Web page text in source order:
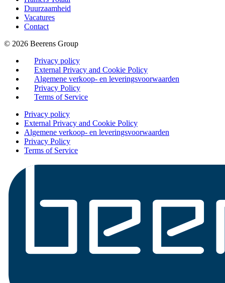
Duurzaamheid
Vacatures
Contact
© 2026 Beerens Group
Privacy policy
External Privacy and Cookie Policy
Algemene verkoop- en leveringsvoorwaarden
Privacy Policy
Terms of Service
Privacy policy
External Privacy and Cookie Policy
Algemene verkoop- en leveringsvoorwaarden
Privacy Policy
Terms of Service